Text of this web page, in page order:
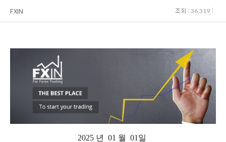
FXIN 조회 : 36,319
2025 년 01 월 01일